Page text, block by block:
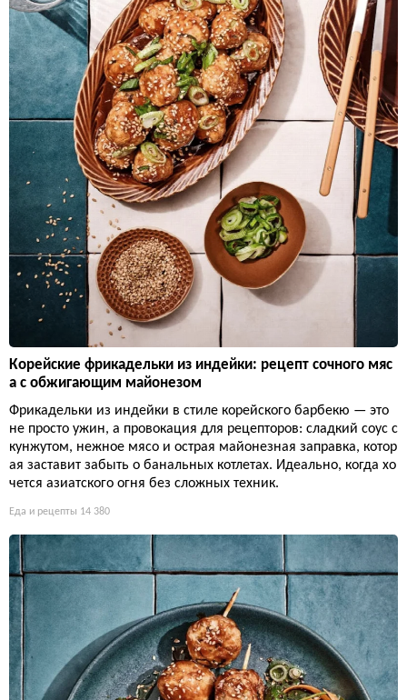
Корейские фрикадельки из индейки: рецепт сочного мяс
а с обжигающим майонезом
Фрикадельки из индейки в стиле корейского барбекю — это
не просто ужин, а провокация для рецепторов: сладкий соус с
кунжутом, нежное мясо и острая майонезная заправка, котор
ая заставит забыть о банальных котлетах. Идеально, когда хо
чется азиатского огня без сложных техник.
Еда и рецепты 14 380